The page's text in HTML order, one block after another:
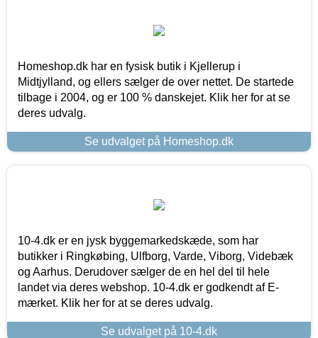
Homeshop.dk har en fysisk butik i Kjellerup i
Midtjylland, og ellers sælger de over nettet. De startede
tilbage i 2004, og er 100 % danskejet. Klik her for at se
deres udvalg.
Se udvalget på Homeshop.dk
10-4.dk er en jysk byggemarkedskæde, som har
butikker i Ringkøbing, Ulfborg, Varde, Viborg, Videbæk
og Aarhus. Derudover sælger de en hel del til hele
landet via deres webshop. 10-4.dk er godkendt af E-
mærket. Klik her for at se deres udvalg.
Se udvalget på 10-4.dk